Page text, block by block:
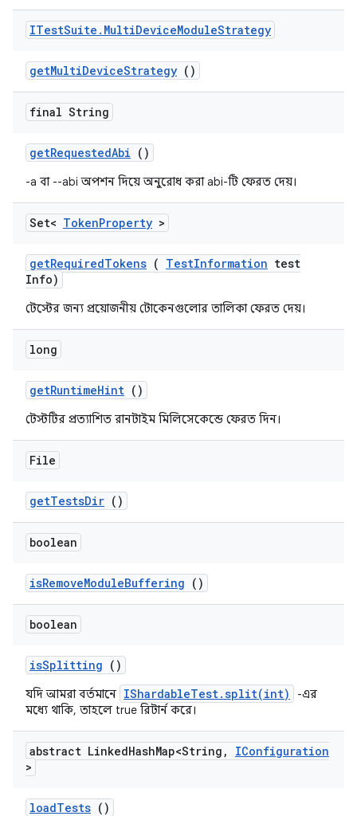
ITestSuite . MultiDeviceModuleStrategy
getMultiDeviceStrategy ()
final String
getRequestedAbi ()
-a বা --abi অপশন দিয়ে অনুরোধ করা abi-টি ফেরত দেয়।
Set< TokenProperty >
getRequiredTokens ( TestInformation test
Info)
টেস্টের জন্য প্রয়োজনীয় টোকেনগুলোর তালিকা ফেরত দেয়।
long
getRuntimeHint ()
টেস্টটির প্রত্যাশিত রানটাইম মিলিসেকেন্ডে ফেরত দিন।
File
getTestsDir ()
boolean
isRemoveModuleBuffering ()
boolean
isSplitting ()
যদি আমরা বর্তমানে IShardableTest.split(int)
-এর
মধ্যে থাকি, তাহলে true রিটার্ন করে।
abstract LinkedHashMap<String ,
IConfiguration
>
loadTests ()